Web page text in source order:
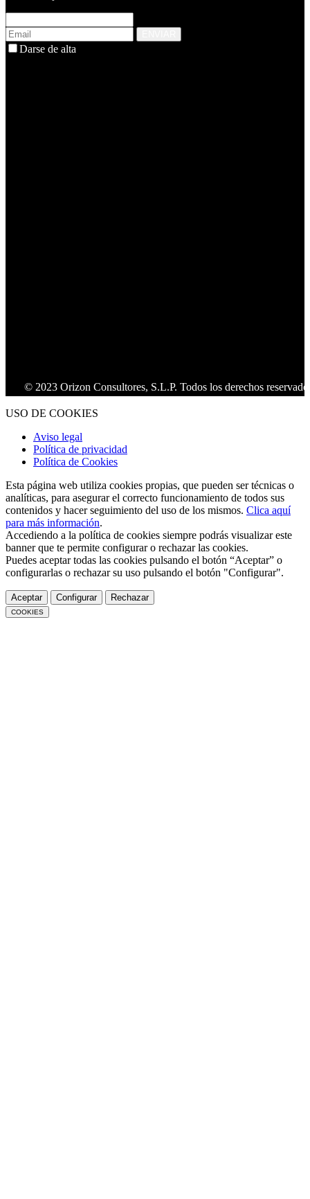
Darse de alta
© 2023 Orizon Consultores, S.L.P. Todos los derechos reservados.
USO DE COOKIES
Aviso legal
Política de privacidad
Política de Cookies
Esta página web utiliza cookies propias, que pueden ser técnicas o
analíticas, para asegurar el correcto funcionamiento de todos sus
contenidos y hacer seguimiento del uso de los mismos. Clica aquí
para más información.
Accediendo a la política de cookies siempre podrás visualizar este
banner que te permite configurar o rechazar las cookies.
Puedes aceptar todas las cookies pulsando el botón “Aceptar” o
configurarlas o rechazar su uso pulsando el botón "Configurar".
Aceptar Configurar Rechazar
COOKIES